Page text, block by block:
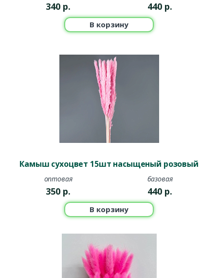
340 р. 440 р.
В корзину
Камыш сухоцвет 15шт насыщеный розовый
оптовая
350 р.
базовая
440 р.
В корзину